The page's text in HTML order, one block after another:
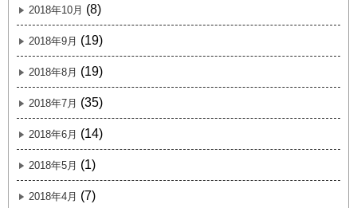
2018年10月 (8)
2018年9月 (19)
2018年8月 (19)
2018年7月 (35)
2018年6月 (14)
2018年5月 (1)
2018年4月 (7)